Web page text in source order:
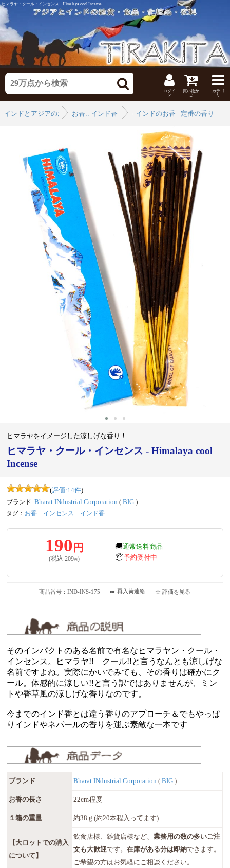
ヒマラヤ・クール・インセンス - Himalaya cool Incense
ログイ
ン
買い物か
ご
カテゴ
リ
インドとアジアのお香 お香:: インド香 インドのお香 - 定番の香り
ヒマラヤをイメージした涼しげな香り！
ヒマラヤ・クール・インセンス - Himalaya cool
Incense
(評価:14件)
ブランド: Bharat INdustrial Corporation (BIG )
タグ： お香 インセンス インド香
190 円
(税込209円)
🚚通常送料商品
📦予約受付中
商品番号：IND-INS-175 ｜ ✒️ 再入荷連絡 ｜ ☆ 評価を見る
そのインパクトのある名前で有名なヒマラヤン・クール・
インセンス。ヒマラヤ!! クール!!と言うなんとも涼しげな
名前ですよね。実際にかいでみても、その香りは確かにク
ール。体感的に涼しい!!と言う訳ではありませんが、ミン
トや香草風の涼しげな香りなのです。
今までのインド香とは違う香りのアプローチ＆でもやっぱ
りインドやネパールの香りを運ぶ素敵な一本です
ブランド Bharat INdustrial Corporation (BIG )
お香の長さ 22cm程度
１箱の重量 約38ｇ(約20本程入ってます)
【大ロットでの購入
について】
飲食店様、雑貨店様など、業務用の数の多いご注
文も大歓迎です。在庫がある分は即納できます。
ご希望の方はお気軽にご相談ください。